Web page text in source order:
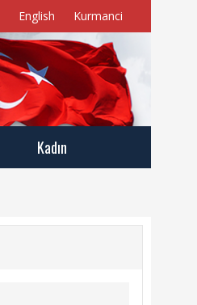
English Kurmanci
Kadın